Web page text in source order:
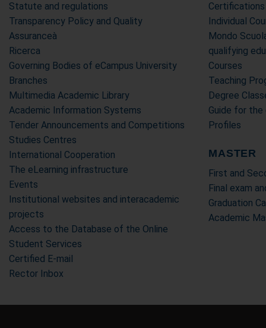
Statute and regulations
Transparency Policy and Quality
Assuranceà
Ricerca
Governing Bodies of eCampus University
Branches
Multimedia Academic Library
Academic Information Systems
Tender Announcements and Competitions
Studies Centres
International Cooperation
The eLearning infrastructure
Events
Institutional websites and interacademic
projects
Access to the Database of the Online
Student Services
Certified E-mail
Rector Inbox
Certifications
Individual
Mondo
qualifying
Courses
Teaching
Degree
Guide for
Profiles
MASTER
First and
Final exam
Graduation
Academic